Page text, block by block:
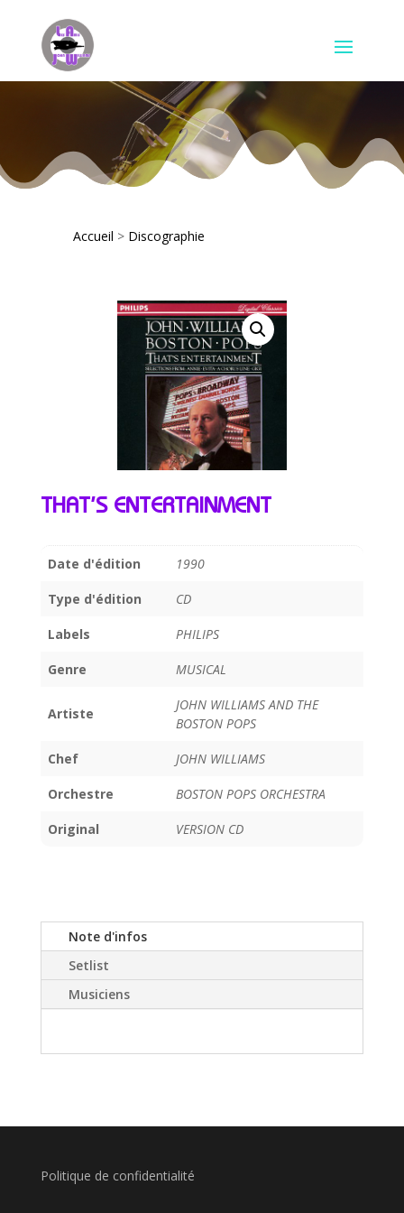
Accueil > Discographie
THAT’S ENTERTAINMENT
Date d'édition 1990
Type d'édition CD
Labels PHILIPS
Genre MUSICAL
Artiste
JOHN WILLIAMS AND THE
BOSTON POPS
Chef JOHN WILLIAMS
Orchestre BOSTON POPS ORCHESTRA
Original VERSION CD
Note d'infos
Setlist
Musiciens
Politique de confidentialité